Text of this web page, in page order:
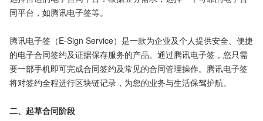
同平台，如腾讯电子签等。
腾讯电子签（E-Sign Service）是一款为企业及个人提供安全、便捷
的电子合同签约及证据保存服务的产品。通过腾讯电子签，您只需
要一部手机即可完成合同签约及常见的合同管理操作。腾讯电子签
将对签约全程进行区块链记录，为您的业务与生活保驾护航。
二、起草合同阶段